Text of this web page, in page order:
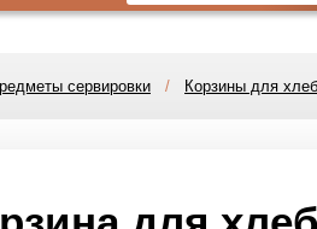
сервировки / Корзины для